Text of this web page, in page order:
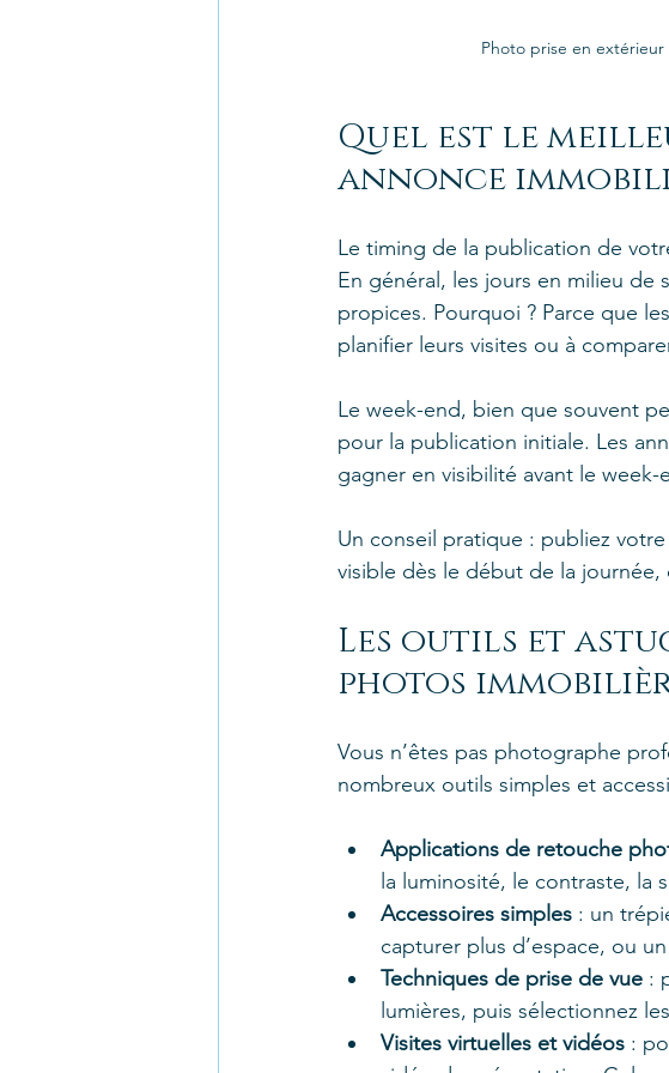
Photo prise en
Quel est le
annonce
Le timing de la publication de
En général, les jours en milieu de
propices. Pourquoi ? Parce que
planifier leurs visites ou à
Le week-end, bien que souvent
pour la publication initiale. Les
gagner en visibilité avant le
Un conseil pratique : publiez
visible dès le début de la
Les outils et
photos
Vous n’êtes pas photographe
nombreux outils simples et
Applications de retouche
la luminosité, le contraste, la
Accessoires simples : un
capturer plus d’espace, ou
Techniques de prise de vue :
lumières, puis sélectionnez
Visites virtuelles et vidéos :